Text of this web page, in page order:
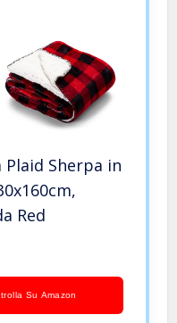
Plaid Sherpa in
Red
Su Amazon